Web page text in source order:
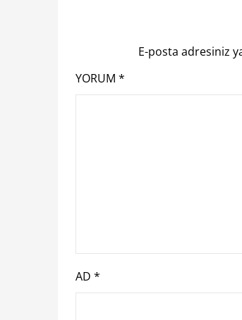
E-posta adresiniz
YORUM *
AD *